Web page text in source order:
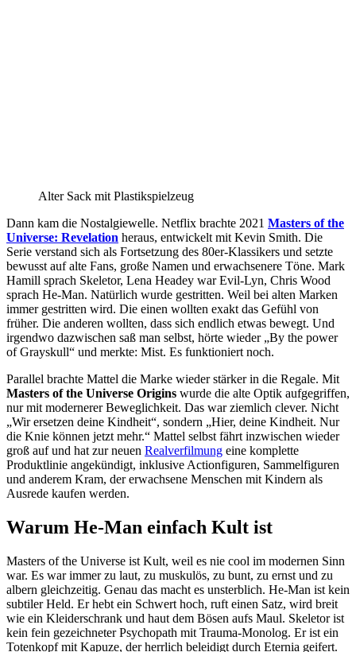
Alter Sack mit Plastikspielzeug
Dann kam die Nostalgiewelle. Netflix brachte 2021 Masters of the
Universe: Revelation heraus, entwickelt mit Kevin Smith. Die
Serie verstand sich als Fortsetzung des 80er-Klassikers und setzte
bewusst auf alte Fans, große Namen und erwachsenere Töne. Mark
Hamill sprach Skeletor, Lena Headey war Evil-Lyn, Chris Wood
sprach He-Man. Natürlich wurde gestritten. Weil bei alten Marken
immer gestritten wird. Die einen wollten exakt das Gefühl von
früher. Die anderen wollten, dass sich endlich etwas bewegt. Und
irgendwo dazwischen saß man selbst, hörte wieder „By the power
of Grayskull“ und merkte: Mist. Es funktioniert noch.
Parallel brachte Mattel die Marke wieder stärker in die Regale. Mit
Masters of the Universe Origins wurde die alte Optik aufgegriffen,
nur mit modernerer Beweglichkeit. Das war ziemlich clever. Nicht
„Wir ersetzen deine Kindheit“, sondern „Hier, deine Kindheit. Nur
die Knie können jetzt mehr.“ Mattel selbst fährt inzwischen wieder
groß auf und hat zur neuen Realverfilmung eine komplette
Produktlinie angekündigt, inklusive Actionfiguren, Sammelfiguren
und anderem Kram, der erwachsene Menschen mit Kindern als
Ausrede kaufen werden.
Warum He-Man einfach Kult ist
Masters of the Universe ist Kult, weil es nie cool im modernen Sinn
war. Es war immer zu laut, zu muskulös, zu bunt, zu ernst und zu
albern gleichzeitig. Genau das macht es unsterblich. He-Man ist kein
subtiler Held. Er hebt ein Schwert hoch, ruft einen Satz, wird breit
wie ein Kleiderschrank und haut dem Bösen aufs Maul. Skeletor ist
kein fein gezeichneter Psychopath mit Trauma-Monolog. Er ist ein
Totenkopf mit Kapuze, der herrlich beleidigt durch Eternia geifert.